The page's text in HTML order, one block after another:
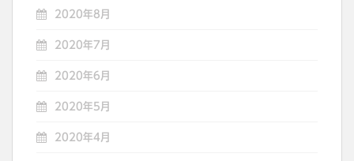
2020年8月
2020年7月
2020年6月
2020年5月
2020年4月